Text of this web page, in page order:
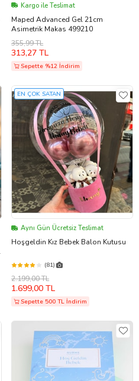
Kargo ile Teslimat
Maped Advanced Gel 21cm
Asimetrik Makas 499210
355,99 TL
313,27 TL
Sepette %12 İndirim
EN ÇOK SATAN
Aynı Gün Ücretsiz Teslimat
Hoşgeldin Kız Bebek Balon Kutusu
(81)
2.199,00 TL
1.699,00 TL
Sepette 500 TL İndirim